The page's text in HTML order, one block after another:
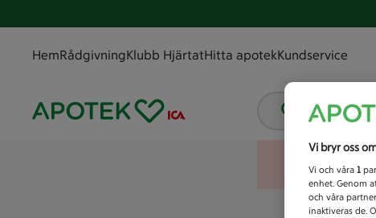
HemRådgivningKlubb HjärtatHitta apotekKundservice
Vad letar
Vi bryr oss
Vi och våra 1
enhet. Genom
och våra
inaktiveras de.